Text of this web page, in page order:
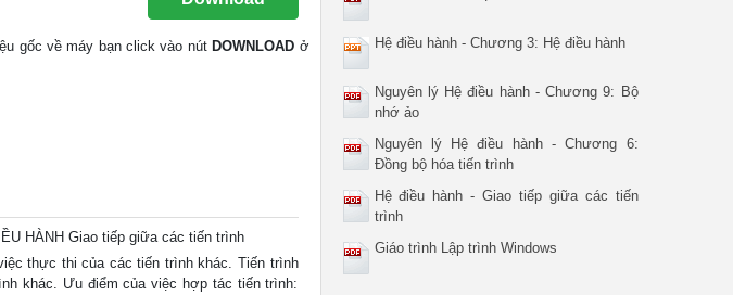
gốc về máy bạn click vào nút DOWNLOAD ở
HÀNH Giao tiếp giữa các tiến trình
thực thi của các tiến trình khác. Tiến trình
khác. Ưu điểm của việc hợp tác tiến trình:
Hệ điều hành - Chương 3: Hệ điều hành
Nguyên lý Hệ điều hành - Chương 9: Bộ
nhớ ảo
Nguyên lý Hệ điều hành - Chương 6:
Đồng bộ hóa tiến trình
Hệ điều hành - Giao tiếp giữa các tiến
trình
Giáo trình Lập trình Windows